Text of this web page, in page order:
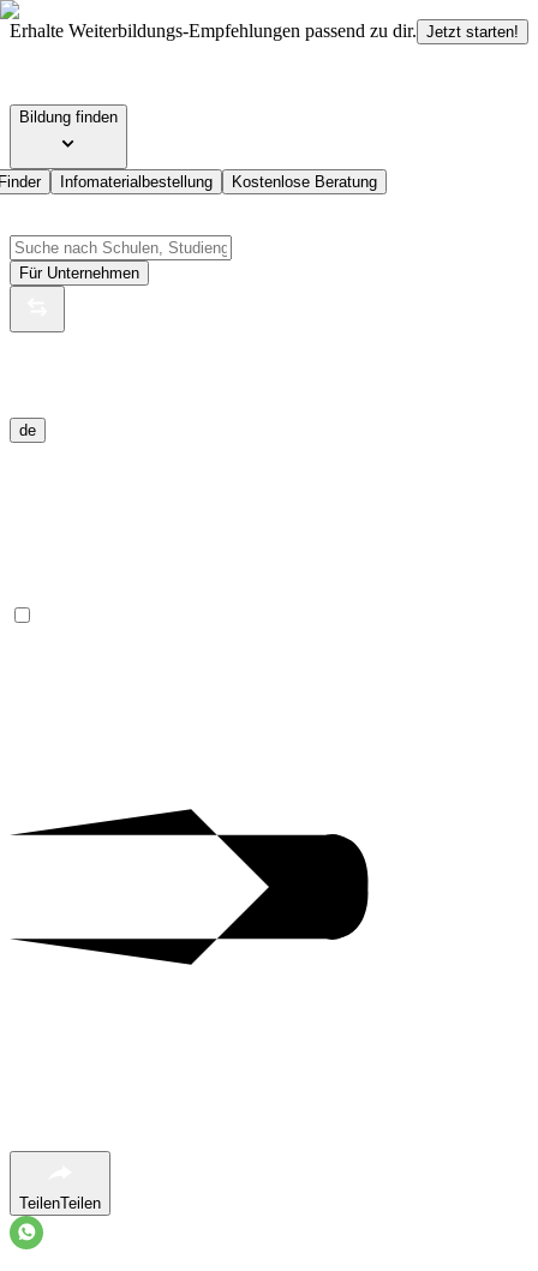
Erhalte Weiterbildungs-Empfehlungen passend zu dir. Jetzt starten!
Bildung finden
Infomaterialbestellung Kostenlose Beratung
Für Unternehmen
de
TeilenTeilen